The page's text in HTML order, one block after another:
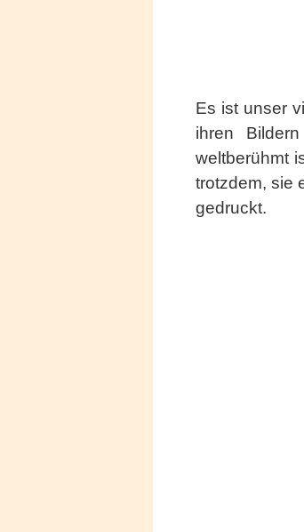
Es ist unser
ihren
weltberühmt
trotzdem, sie
gedruckt.